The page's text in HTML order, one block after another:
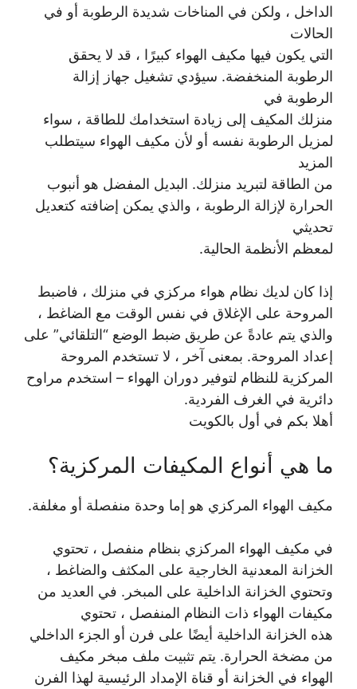
الداخل ، ولكن في المناخات شديدة الرطوبة أو في
الحالات
التي يكون فيها مكيف الهواء كبيرًا ، قد لا يحقق
الرطوبة المنخفضة. سيؤدي تشغيل جهاز إزالة
الرطوبة في
منزلك المكيف إلى زيادة استخدامك للطاقة ، سواء
لمزيل الرطوبة نفسه أو لأن مكيف الهواء سيتطلب
المزيد
من الطاقة لتبريد منزلك. البديل المفضل هو أنبوب
الحرارة لإزالة الرطوبة ، والذي يمكن إضافته كتعديل
تحديثي
لمعظم الأنظمة الحالية.
إذا كان لديك نظام هواء مركزي في منزلك ، فاضبط
المروحة على الإغلاق في نفس الوقت مع الضاغط ،
والذي يتم عادةً عن طريق ضبط الوضع “التلقائي” على
إعداد المروحة. بمعنى آخر ، لا تستخدم المروحة
المركزية للنظام لتوفير دوران الهواء – استخدم مراوح
دائرية في الغرف الفردية.
أهلا بكم في أول بالكويت
ما هي أنواع المكيفات المركزية؟
مكيف الهواء المركزي هو إما وحدة منفصلة أو مغلفة.
في مكيف الهواء المركزي بنظام منفصل ، تحتوي
الخزانة المعدنية الخارجية على المكثف والضاغط ،
وتحتوي الخزانة الداخلية على المبخر. في العديد من
مكيفات الهواء ذات النظام المنفصل ، تحتوي
هذه الخزانة الداخلية أيضًا على فرن أو الجزء الداخلي
من مضخة الحرارة. يتم تثبيت ملف مبخر مكيف
الهواء في الخزانة أو قناة الإمداد الرئيسية لهذا الفرن